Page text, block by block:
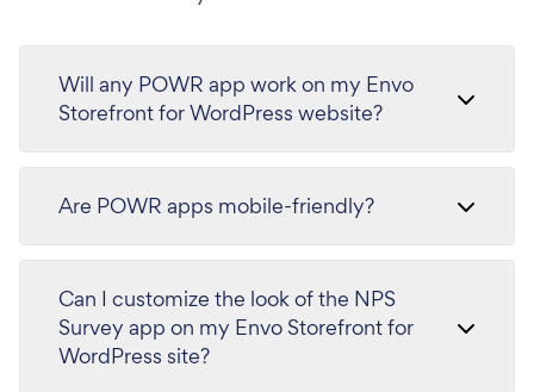
Will any POWR app work on my Envo
Storefront for WordPress website?
Are POWR apps mobile-friendly?
Can I customize the look of the NPS
Survey app on my Envo Storefront for
WordPress site?